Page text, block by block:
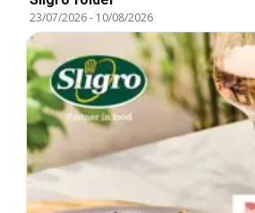
23/07/2026- 10/08/2026